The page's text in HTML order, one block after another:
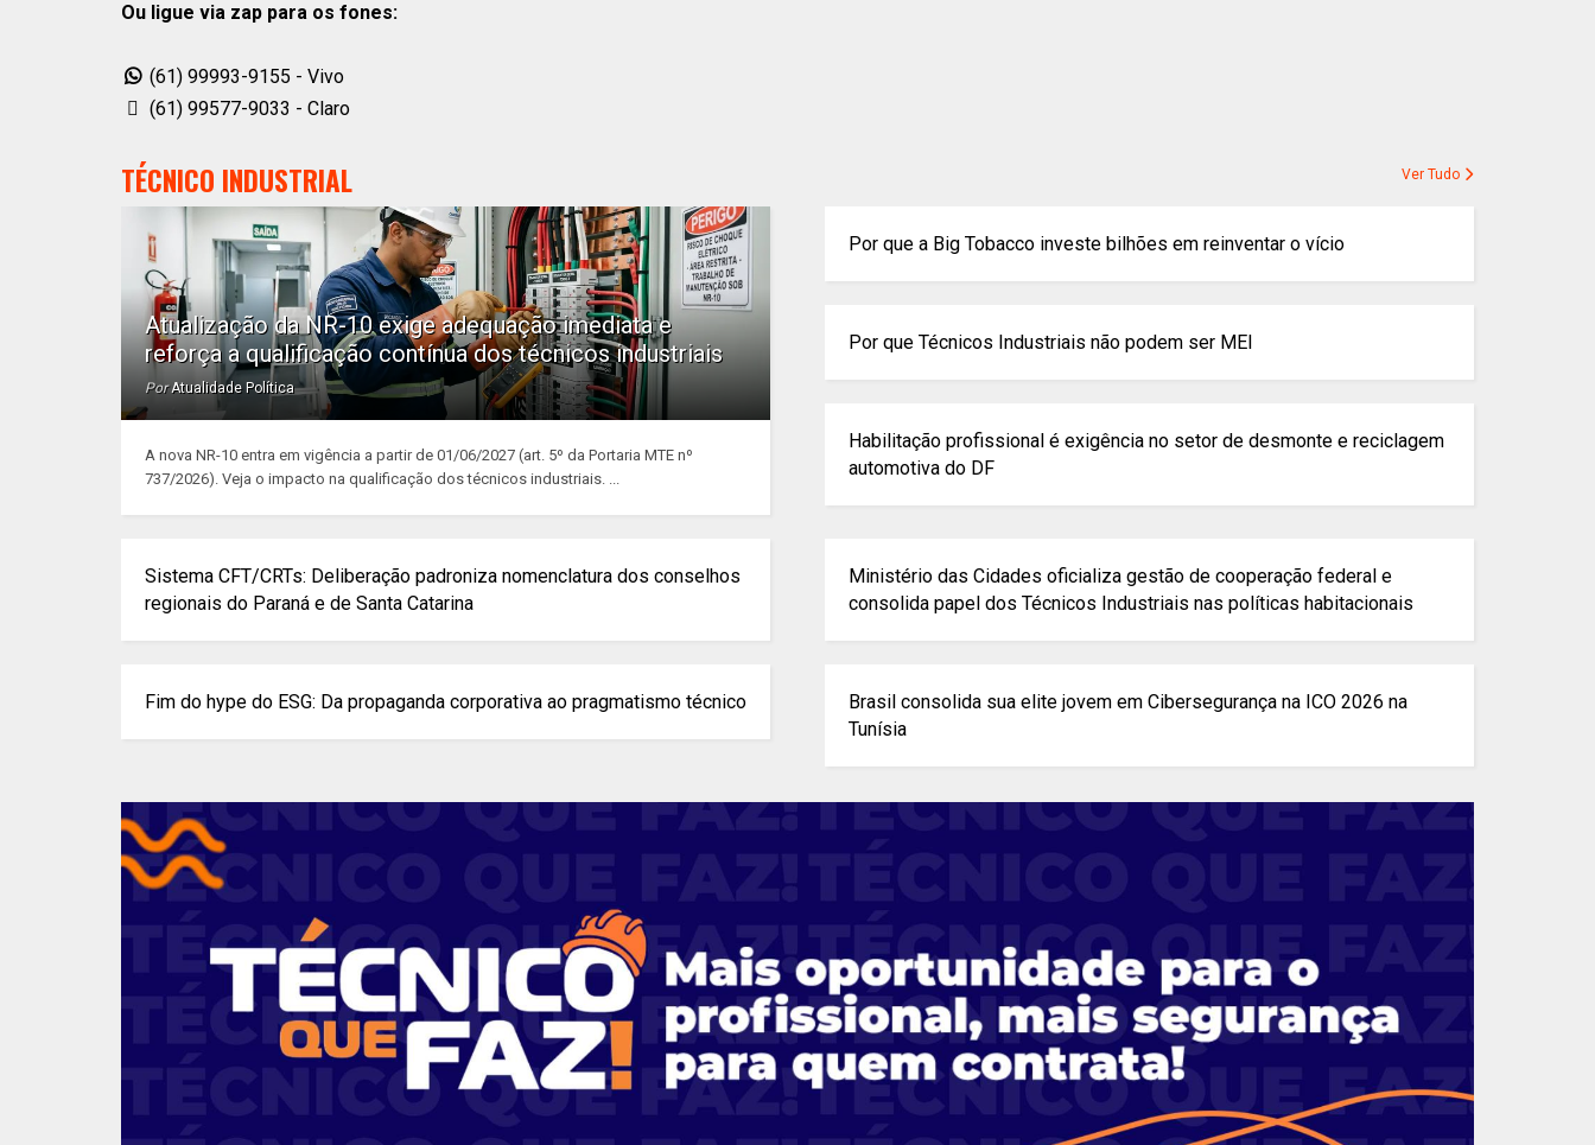
Ou ligue via zap para os fones:
(61) 99993-9155 - Vivo
(61) 99577-9033 - Claro
TÉCNICO INDUSTRIAL Ver Tudo
Atualização da NR-10 exige adequação imediata e
reforça a qualificação contínua dos técnicos industriais
Por Atualidade Política
A nova NR-10 entra em vigência a partir de 01/06/2027 (art. 5º da Portaria MTE nº
737/2026). Veja o impacto na qualificação dos técnicos industriais. ...
Por que a Big Tobacco investe bilhões em reinventar o vício
Por que Técnicos Industriais não podem ser MEI
Habilitação profissional é exigência no setor de desmonte e reciclagem
automotiva do DF
Sistema CFT/CRTs: Deliberação padroniza nomenclatura dos conselhos
regionais do Paraná e de Santa Catarina
Ministério das Cidades oficializa gestão de cooperação federal e
consolida papel dos Técnicos Industriais nas políticas habitacionais
Fim do hype do ESG: Da propaganda corporativa ao pragmatismo técnico
Brasil consolida sua elite jovem em Cibersegurança na ICO 2026 na
Tunísia